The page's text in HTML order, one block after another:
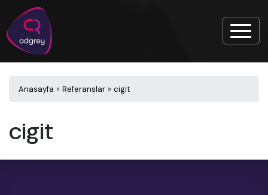
Anasayfa » Referanslar » cigit
cigit